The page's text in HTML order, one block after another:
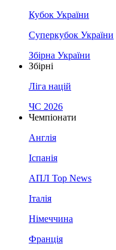
Кубок України
Суперкубок України
Збірна України
Збірні
Ліга націй
ЧС 2026
Чемпіонати
Англія
Іспанія
АПЛ Top News
Італія
Німеччина
Франція